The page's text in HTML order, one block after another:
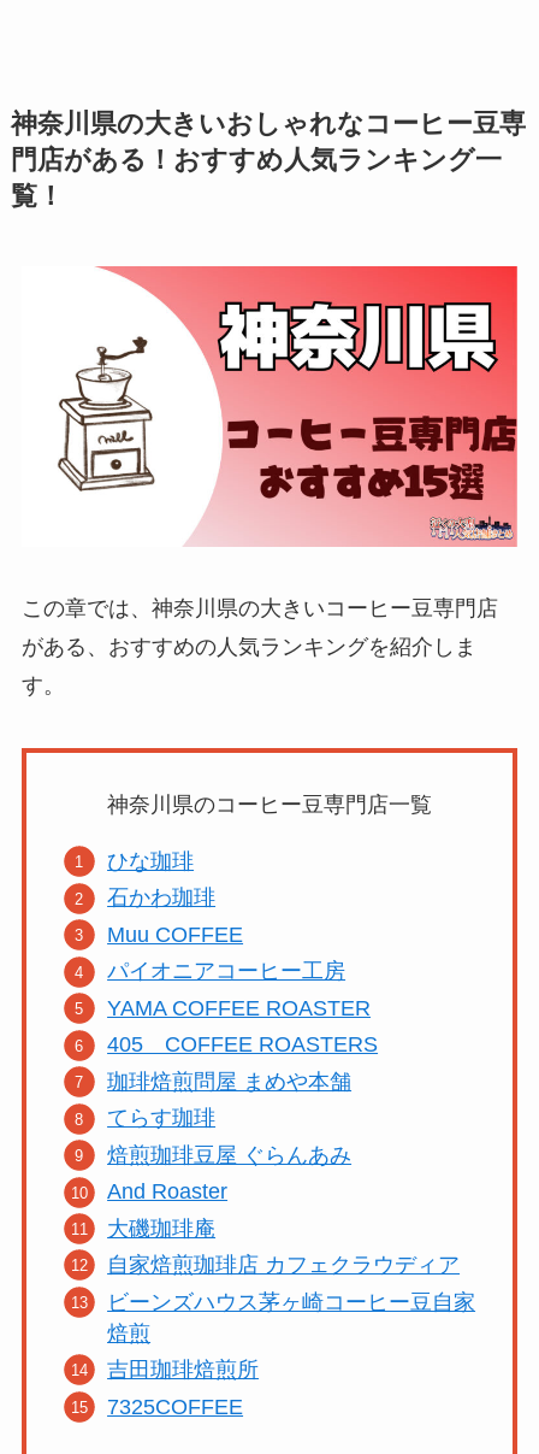
神奈川県の大きいおしゃれなコーヒー豆専
門店がある！おすすめ人気ランキング一
覧！
この章では、神奈川県の大きいコーヒー豆専門店
がある、おすすめの人気ランキングを紹介しま
す。
神奈川県のコーヒー豆専門店一覧
ひな珈琲
石かわ珈琲
Muu COFFEE
パイオニアコーヒー工房
YAMA COFFEE ROASTER
405 COFFEE ROASTERS
珈琲焙煎問屋 まめや本舗
てらす珈琲
焙煎珈琲豆屋 ぐらんあみ
And Roaster
大磯珈琲庵
自家焙煎珈琲店 カフェクラウディア
ビーンズハウス茅ヶ崎コーヒー豆自家
焙煎
吉田珈琲焙煎所
7325COFFEE